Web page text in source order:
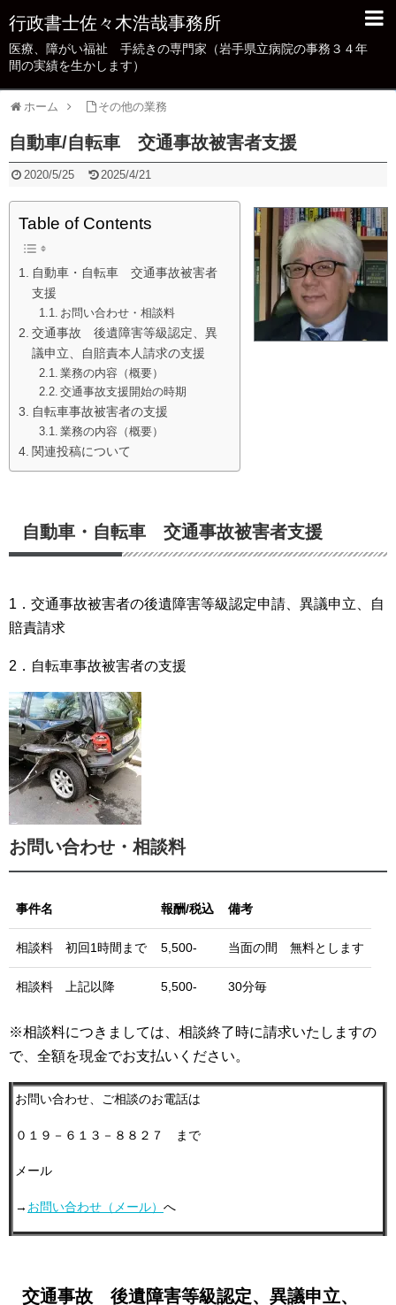
行政書士佐々木浩哉事務所
医療、障がい福祉 手続きの専門家（岩手県立病院の事務３４年
間の実績を生かします）
ホーム その他の業務
自動車/自転車 交通事故被害者支援
2020/5/25 2025/4/21
Table of Contents
自動車・自転車 交通事故被害者
支援
お問い合わせ・相談料
交通事故 後遺障害等級認定、異
議申立、自賠責本人請求の支援
業務の内容（概要）
交通事故支援開始の時期
自転車事故被害者の支援
業務の内容（概要）
関連投稿について
自動車・自転車 交通事故被害者支援
1．交通事故被害者の後遺障害等級認定申請、異議申立、自
賠責請求
2．自転車事故被害者の支援
お問い合わせ・相談料
事件名 報酬/税込 備考
相談料 初回1時間まで 5,500- 当面の間 無料とします
相談料 上記以降 5,500- 30分毎
※相談料につきましては、相談終了時に請求いたしますの
で、全額を現金でお支払いください。
お問い合わせ、ご相談のお電話は
０１９－６１３－８８２７ まで
メール
→ お問い合わせ（メール） へ
交通事故 後遺障害等級認定、異議申立、
あいさつ/業務概要
病院・クリニック業務支援
新規設立・法人化（保険医療機関）
医療法人の行政手続き
不正・不当請求対応
保険医療機関の「不正・不当請求」対策Q＆A
医療広告ガイドライン等掲示事項への対応
障がい者手帳・難病（特定疾患）の申請代行
障がい者手帳・難病（特定疾患）申請代行に
ついてのよくある質問（FAQ)
衛生管理計画表の作成（HACCP対応）
医業関連許可関係
隣家の植栽（竹木）越境の伐採
料金表
Ｑ&Ａ
アクセス/営業時間
お問合せ(メール)
プライバシー・ポリシー
その他の業務
自動車/自転車 交通事故被害者支援
交通事故後遺障害等認定申請書提出・自賠責請求の
遺言・相続・後見・終活
遺言
相続業務（書類作成）
後見 （成年・任意後見制度）
遺言・相続・終末期/緩和医療・介護・ｴﾝﾃﾞｨﾝｸﾞﾉ
ｰﾄ・各手続き
許認可申請業務